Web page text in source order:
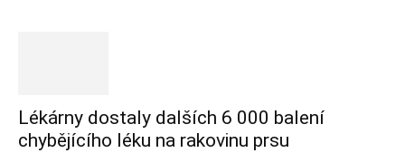
Lékárny dostaly dalších 6 000 balení
chybějícího léku na rakovinu prsu